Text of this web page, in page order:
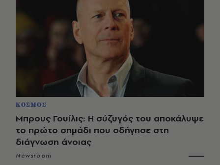
ΚΟΣΜΟΣ
Μπρους Γουίλις: Η σύζυγός του αποκάλυψε
το πρώτο σημάδι που οδήγησε στη
διάγνωση άνοιας
Newsroom